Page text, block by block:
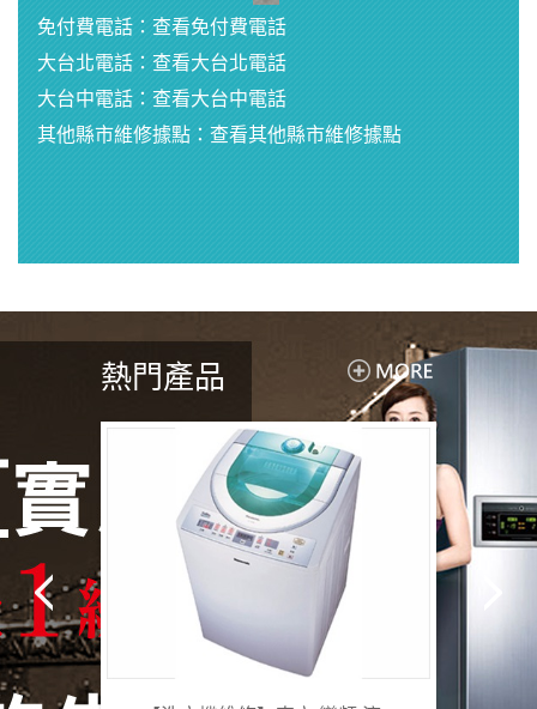
點
查
看
絡
免付費電話： 查看免付費電話
大台北電話： 查看大台北電話
大台中電話： 查看大台中電話
其他縣市維修據點： 查看其他縣市維修據點
熱門產品
上
一
個